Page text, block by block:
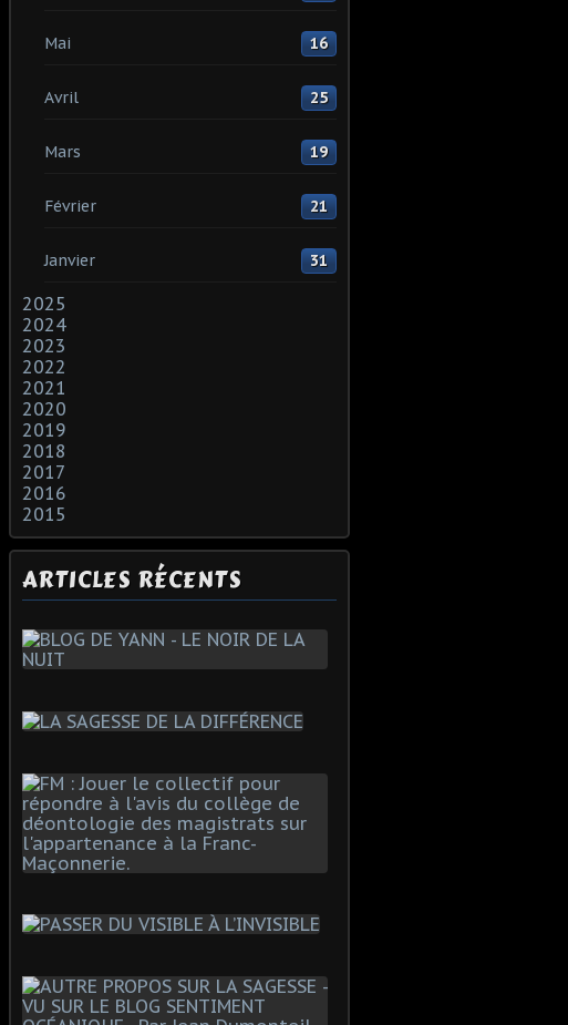
Mai 16
Avril 25
Mars 19
Février 21
Janvier 31
2025
2024
2023
2022
2021
2020
2019
2018
2017
2016
2015
ARTICLES RÉCENTS